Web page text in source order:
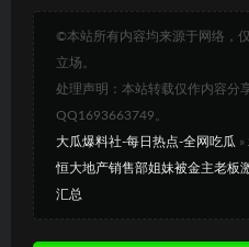
©本站所有内容均来源于网络，
立场。
处理声明：本站转载仅作内容分
QQ1693663749。
大瓜爆料社-每日热点-全网吃瓜 »
恒大地产销售部姐妹被金主老板
汇总